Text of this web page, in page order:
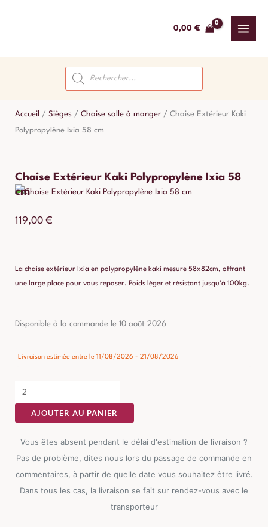
0,00 €
Recherche
de
produits
Accueil / Sièges / Chaise salle à manger / Chaise Extérieur Kaki
Polypropylène Ixia 58 cm
Chaise Extérieur Kaki Polypropylène Ixia 58
cm
119,00 €
La chaise extérieur Ixia en polypropylène kaki mesure 58x82cm, offrant
une large place pour vous reposer. Poids léger et résistant jusqu’à 100kg.
Disponible à la commande le 10 août 2026
Livraison estimée entre le 11/08/2026 - 21/08/2026
quantité
Chaise
Kaki
Polypropylène
Ixia
AJOUTER AU PANIER
Vous êtes absent pendant le délai d'estimation de livraison ?
Pas de problème, dites nous lors du passage de commande en
commentaires, à partir de quelle date vous souhaitez être livré.
Dans tous les cas, la livraison se fait sur rendez-vous avec le
transporteur